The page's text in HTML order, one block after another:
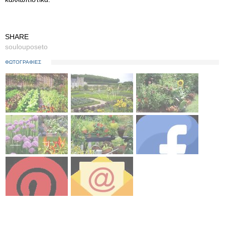
SHARE
soulouposeto
ΦΩΤΟΓΡΑΦΙΕΣ